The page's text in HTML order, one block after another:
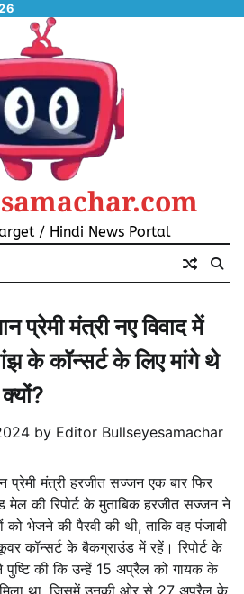
/ Hindi News Portal
प्रेमी मंत्री नए विवाद में
के कॉन्सर्ट के लिए मांगे थे
by Editor Bullseyesamachar
प्रेमी मंत्री हरजीत सज्जन एक बार फिर
की रिपोर्ट के मुताबिक हरजीत सज्जन ने
भेजने की पैरवी की थी, ताकि वह पंजाबी
कॉन्सर्ट के बैकग्राउंड में रहें। रिपोर्ट के
की कि उन्हें 15 अप्रैल को गायक के
था, जिसमें उनकी ओर से 27 अप्रैल के